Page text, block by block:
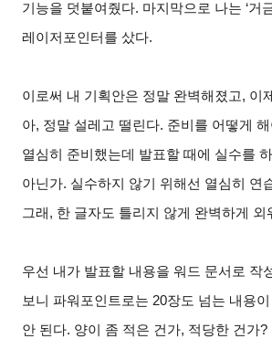
기능을 덧붙여줬다. 마지막으로 나는 ‘거
레이저포인터를 샀다.
이로써 내 기획안은 정말 완벽해졌고, 이
아, 정말 설레고 떨린다. 준비를 어떻게 해
열심히 준비했는데 발표할 때에 실수를
아닌가. 실수하지 않기 위해선 열심히 연
그래, 한 글자도 틀리지 않게 완벽하게 외
우선 내가 발표할 내용을 워드 문서로 작
보니 파워포인트로는 20장도 넘는 내용
안 된다. 양이 좀 적은 건가, 적당한 건가?